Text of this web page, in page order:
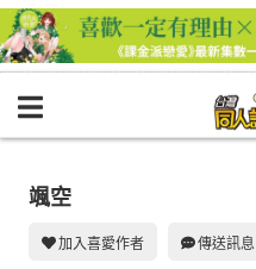
BOOKY書集倉庫
同人周邊
颯空
加入喜愛作者 傳送訊息